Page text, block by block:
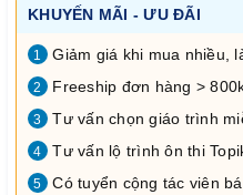
KHUYẾN MÃI - ƯU ĐÃI
1 Giảm giá khi mua nhiều,
2 Freeship đơn hàng >
3 Tư vấn chọn giáo trình
4 Tư vấn lộ trình ôn thi
5 Có tuyển cộng tác viên